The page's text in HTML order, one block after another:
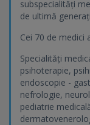
subspecialități
de ultimă
Cei 70 de medici
Specialități
psihoterapie,
endoscopie -
nefrologie,
pediatrie